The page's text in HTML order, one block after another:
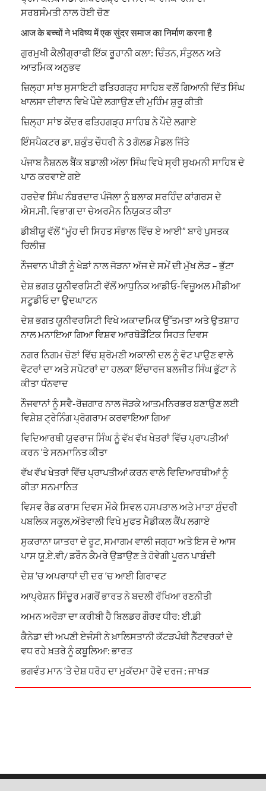
ਸਰਬਸੰਮਤੀ ਨਾਲ ਹੋਈ ਚੋਣ
आज के बच्चों ने भविष्य में एक सुंदर समाज का निर्माण करना है
ਗੁਰਮੁਖੀ ਕੈਲੀਗ੍ਰਾਫੀ ਇੱਕ ਰੂਹਾਨੀ ਕਲਾ: ਚਿੰਤਨ, ਸੰਤੁਲਨ ਅਤੇ
ਆਤਮਿਕ ਅਨੁਭਵ
ਜ਼ਿਲ੍ਹਾ ਸਾਂਝ ਸੁਸਾਇਟੀ ਫਤਿਹਗੜ੍ਹ ਸਾਹਿਬ ਵਲੋਂ ਗਿਆਨੀ ਦਿੱਤ ਸਿੰਘ
ਖਾਲਸਾ ਦੀਵਾਨ ਵਿਖੇ ਪੌਦੇ ਲਗਾਉਣ ਦੀ ਮੁਹਿੰਮ ਸ਼ੁਰੂ ਕੀਤੀ
ਜ਼ਿਲ੍ਹਾ ਸਾਂਝ ਕੇਂਦਰ ਫਤਿਹਗੜ੍ਹ ਸਾਹਿਬ ਨੇ ਪੌਦੇ ਲਗਾਏ
ਇੰਸਪੈਕਟਰ ਡਾ. ਸ਼ਕੁੰਤ ਚੌਧਰੀ ਨੇ 3 ਗੋਲਡ ਮੈਡਲ ਜਿੱਤੇ
ਪੰਜਾਬ ਨੈਸ਼ਨਲ ਬੈਂਕ ਬਡਾਲੀ ਅੱਲਾ ਸਿੰਘ ਵਿਖੇ ਸ੍ਰੀ ਸੁਖਮਨੀ ਸਾਹਿਬ ਦੇ
ਪਾਠ ਕਰਵਾਏ ਗਏ
ਹਰਦੇਵ ਸਿੰਘ ਨੰਬਰਦਾਰ ਪੰਜੋਲਾ ਨੂੰ ਬਲਾਕ ਸਰਹਿੰਦ ਕਾਂਗਰਸ ਦੇ
ਐਸ.ਸੀ. ਵਿਭਾਗ ਦਾ ਚੇਅਰਮੈਨ ਨਿਯੁਕਤ ਕੀਤਾ
ਡੀਬੀਯੂ ਵੱਲੋਂ “ਮੂੰਹ ਦੀ ਸਿਹਤ ਸੰਭਾਲ ਵਿੱਚ ਏ ਆਈ” ਬਾਰੇ ਪੁਸਤਕ
ਰਿਲੀਜ਼
ਨੌਜਵਾਨ ਪੀੜੀ ਨੂੰ ਖੇਡਾਂ ਨਾਲ ਜੋੜਨਾ ਅੱਜ ਦੇ ਸਮੇਂ ਦੀ ਮੁੱਖ ਲੋੜ – ਭੁੱਟਾ
ਦੇਸ਼ ਭਗਤ ਯੂਨੀਵਰਸਿਟੀ ਵੱਲੋਂ ਆਧੁਨਿਕ ਆਡੀਓ-ਵਿਜ਼ੂਅਲ ਮੀਡੀਆ
ਸਟੂਡੀਓ ਦਾ ਉਦਘਾਟਨ
ਦੇਸ਼ ਭਗਤ ਯੂਨੀਵਰਸਿਟੀ ਵਿਖੇ ਅਕਾਦਮਿਕ ਉੱਤਮਤਾ ਅਤੇ ਉਤਸ਼ਾਹ
ਨਾਲ ਮਨਾਇਆ ਗਿਆ ਵਿਸ਼ਵ ਆਰਥੋਡੌਂਟਿਕ ਸਿਹਤ ਦਿਵਸ
ਨਗਰ ਨਿਗਮ ਚੋਣਾਂ ਵਿੱਚ ਸ਼੍ਰੋਮਣੀ ਅਕਾਲੀ ਦਲ ਨੂੰ ਵੋਟ ਪਾਉਣ ਵਾਲੇ
ਵੋਟਰਾਂ ਦਾ ਅਤੇ ਸਪੋਟਰਾਂ ਦਾ ਹਲਕਾ ਇੰਚਾਰਜ ਬਲਜੀਤ ਸਿੰਘ ਭੁੱਟਾ ਨੇ
ਕੀਤਾ ਧੰਨਵਾਦ
ਨੌਜਵਾਨਾਂ ਨੂੰ ਸਵੈ-ਰੋਜ਼ਗਾਰ ਨਾਲ ਜੋੜਕੇ ਆਤਮਨਿਰਭਰ ਬਣਾਉਣ ਲਈ
ਵਿਸ਼ੇਸ਼ ਟ੍ਰੇਨਿੰਗ ਪ੍ਰੋਗਰਾਮ ਕਰਵਾਇਆ ਗਿਆ
ਵਿਦਿਆਰਥੀ ਯੁਵਰਾਜ ਸਿੰਘ ਨੂੰ ਵੱਖ ਵੱਖ ਖੇਤਰਾਂ ਵਿੱਚ ਪ੍ਰਾਪਤੀਆਂ
ਕਰਨ ‘ਤੇ ਸਨਮਾਨਿਤ ਕੀਤਾ
ਵੱਖ ਵੱਖ ਖੇਤਰਾਂ ਵਿੱਚ ਪ੍ਰਾਪਤੀਆਂ ਕਰਨ ਵਾਲੇ ਵਿਦਿਆਰਥੀਆਂ ਨੂੰ
ਕੀਤਾ ਸਨਮਾਨਿਤ
ਵਿਸਵ ਰੈਡ ਕਰਾਸ ਦਿਵਸ ਮੌਕੇ ਸਿਵਲ ਹਸਪਤਾਲ ਅਤੇ ਮਾਤਾ ਸੁੰਦਰੀ
ਪਬਲਿਕ ਸਕੂਲ,ਅੱਤੇਵਾਲੀ ਵਿਖੇ ਮੁਫਤ ਮੈਡੀਕਲ ਕੈਂਪ ਲਗਾਏ
ਸੁਕਰਾਨਾ ਯਾਤਰਾ ਦੇ ਰੂਟ, ਸਮਾਗਮ ਵਾਲੀ ਜਗ੍ਹਾ ਅਤੇ ਇਸ ਦੇ ਆਸ
ਪਾਸ ਯੂ.ਏ.ਵੀ/ ਡਰੌਨ ਕੈਮਰੇ ਉਡਾਉਣ ਤੇ ਹੋਵੇਗੀ ਪੂਰਨ ਪਾਬੰਦੀ
ਦੇਸ਼ ‘ਚ ਅਪਰਾਧਾਂ ਦੀ ਦਰ ‘ਚ ਆਈ ਗਿਰਾਵਟ
ਆਪ੍ਰੇਸ਼ਨ ਸਿੰਦੂਰ ਮਗਰੋਂ ਭਾਰਤ ਨੇ ਬਦਲੀ ਰੱਖਿਆ ਰਣਨੀਤੀ
ਅਮਨ ਅਰੋੜਾ ਦਾ ਕਰੀਬੀ ਹੈ ਬਿਲਡਰ ਗੌਰਵ ਧੀਰ: ਈ.ਡੀ
ਕੈਨੇਡਾ ਦੀ ਅਪਣੀ ਏਜੰਸੀ ਨੇ ਖ਼ਾਲਿਸਤਾਨੀ ਕੱਟੜਪੰਥੀ ਨੈੱਟਵਰਕਾਂ ਦੇ
ਵਧ ਰਹੇ ਖ਼ਤਰੇ ਨੂੰ ਕਬੂਲਿਆ: ਭਾਰਤ
ਭਗਵੰਤ ਮਾਨ ‘ਤੇ ਦੇਸ਼ ਧਰੋਹ ਦਾ ਮੁਕੱਦਮਾ ਹੋਵੇ ਦਰਜ : ਜਾਖੜ